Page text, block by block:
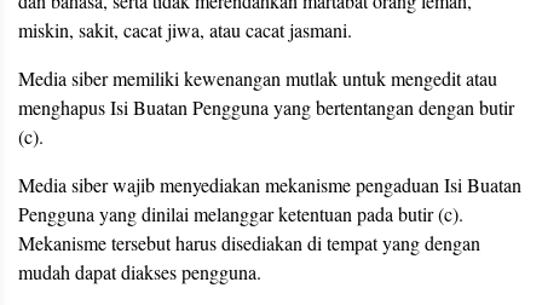
miskin, sakit, cacat jiwa, atau cacat jasmani.
Media siber memiliki kewenangan mutlak untuk mengedit atau
menghapus Isi Buatan Pengguna yang bertentangan dengan butir
(c).
Media siber wajib menyediakan mekanisme pengaduan Isi Buatan
Pengguna yang dinilai melanggar ketentuan pada butir (c).
Mekanisme tersebut harus disediakan di tempat yang dengan
mudah dapat diakses pengguna.